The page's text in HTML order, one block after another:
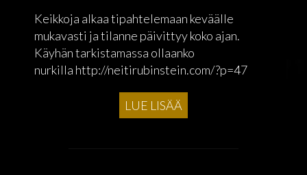
Keikkoja alkaa tipahtelemaan keväälle
mukavasti ja tilanne päivittyy koko ajan.
Käyhän tarkistamassa ollaanko
nurkilla http://neitirubinstein.com/?p=47
LUE LISÄÄ